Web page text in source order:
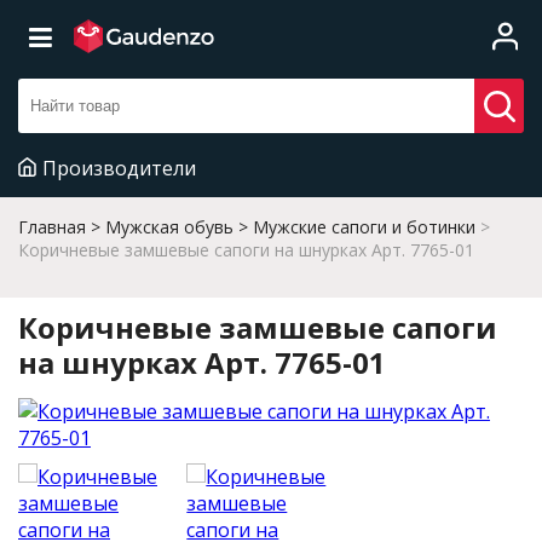
Производители
Главная Мужская обувь
Мужские сапоги и ботинки
Коричневые замшевые сапоги на шнурках Арт. 7765-01
Коричневые замшевые сапоги
на шнурках Арт. 7765-01